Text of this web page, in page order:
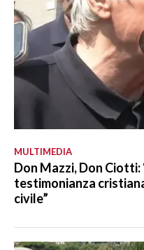
MULTIMEDIA
Don Mazzi, Don
testimonianza
civile”